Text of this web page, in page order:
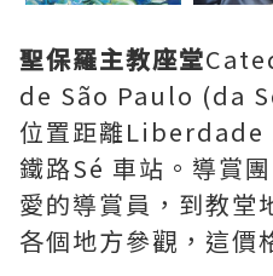
聖保羅主教座堂
de São Paulo (da
位置距離Liberdade
鐵路Sé 車站。導賞
愛的導賞員，到教堂
各個地方參觀，這價